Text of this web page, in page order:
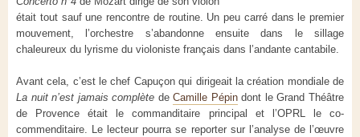
était tout sauf une rencontre de routine. Un peu carré dans le premier
mouvement, l’orchestre s’abandonne ensuite dans le sillage
chaleureux du lyrisme du violoniste français dans l’andante cantabile.
Avant cela, c’est le chef Capuçon qui dirigeait la création mondiale de
La nuit n’est jamais complète deCamille Pépindont le Grand Théâtre
de Provence était le commanditaire principal et l’OPRL le co-
commenditaire. Le lecteur pourra se reporter sur l’analyse de l’œuvre